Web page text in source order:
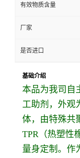
有效物质含量
厂家
是否进口
基础介绍
本品为我司自
工助剂，外观
体，由特殊共
TPR（热塑性
量身定制。作